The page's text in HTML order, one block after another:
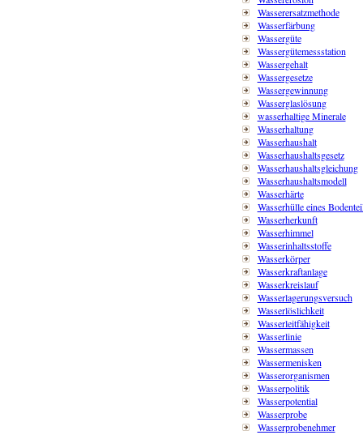
Wasserersatzmethode
Wasserfärbung
Wassergüte
Wassergütemessstation
Wassergehalt
Wassergesetze
Wassergewinnung
Wasserglaslösung
wasserhaltige Minerale
Wasserhaltung
Wasserhaushalt
Wasserhaushaltsgesetz
Wasserhaushaltsgleichung
Wasserhaushaltsmodell
Wasserhärte
Wasserhülle eines
Wasserherkunft
Wasserhimmel
Wasserinhaltsstoffe
Wasserkörper
Wasserkraftanlage
Wasserkreislauf
Wasserlagerungsversuch
Wasserlöslichkeit
Wasserleitfähigkeit
Wasserlinie
Wassermassen
Wassermenisken
Wasserorganismen
Wasserpolitik
Wasserpotential
Wasserprobe
Wasserprobenehmer